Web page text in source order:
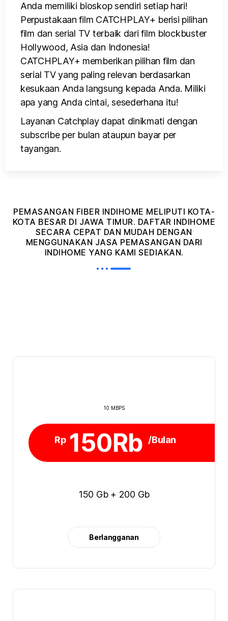
Anda memiliki bioskop sendiri setiap hari!
Perpustakaan film CATCHPLAY+ berisi pilihan
film dan serial TV terbaik dari film blockbuster
Hollywood, Asia dan Indonesia!
CATCHPLAY+ memberikan pilihan film dan
serial TV yang paling relevan berdasarkan
kesukaan Anda langsung kepada Anda. Miliki
apa yang Anda cintai, sesederhana itu!
Layanan Catchplay dapat dinikmati dengan
subscribe per bulan ataupun bayar per
tayangan.
PEMASANGAN FIBER INDIHOME MELIPUTI KOTA-
KOTA BESAR DI JAWA TIMUR. DAFTAR INDIHOME
SECARA CEPAT DAN MUDAH DENGAN
MENGGUNAKAN JASA PEMASANGAN DARI
INDIHOME YANG KAMI SEDIAKAN.
10 MBPS
Rp 150Rb /Bulan
150 Gb + 200 Gb
Berlangganan